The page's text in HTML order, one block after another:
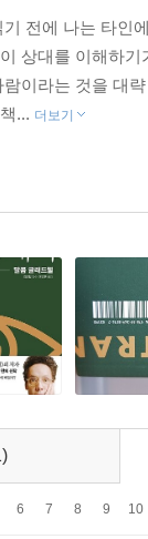
기 전에 나는 타인
상대를 이해하
람이라는 것을 대
... 더보기
6 7 8 9 10